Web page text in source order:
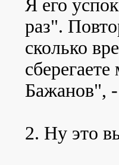
Я его
раз".
сколько
Бажанов",
2. Ну это